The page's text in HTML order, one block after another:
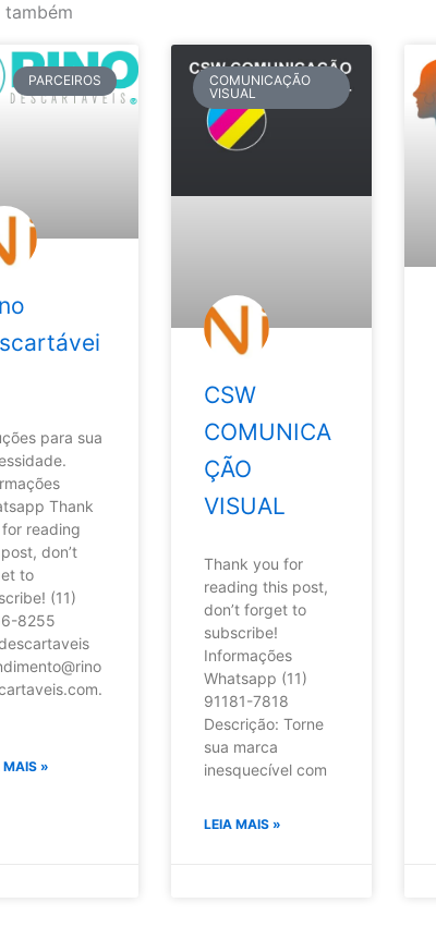
também
PARCEIROS
para sua
Thank
reading
don’t
to
(11)
8255
MAIS »
COMUNICAÇÃO
VISUAL
CSW
COMUNICA
ÇÃO
VISUAL
Thank you for
reading this post,
don’t forget to
subscribe!
Informações
Whatsapp (11)
91181-7818
Descrição: Torne
sua marca
inesquecível com
LEIA MAIS »